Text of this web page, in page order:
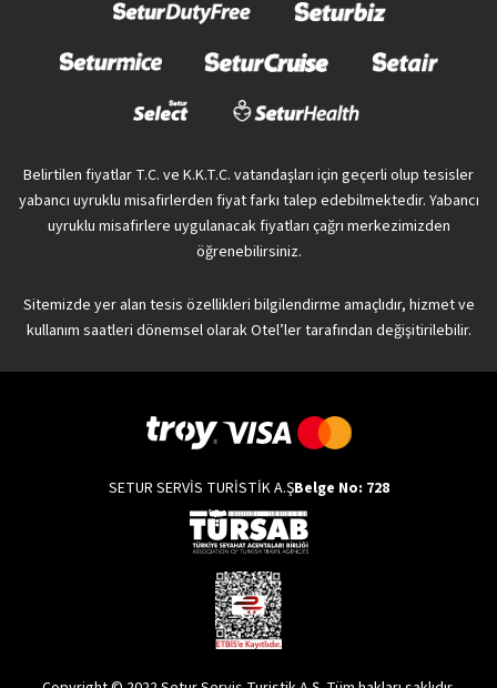
Belirtilen fiyatlar T.C. ve K.K.T.C. vatandaşları için geçerli olup tesisler
yabancı uyruklu misafirlerden fiyat farkı talep edebilmektedir. Yabancı
uyruklu misafirlere uygulanacak fiyatları çağrı merkezimizden
öğrenebilirsiniz.
Sitemizde yer alan tesis özellikleri bilgilendirme amaçlıdır, hizmet ve
kullanım saatleri dönemsel olarak Otel’ler tarafından değişitirilebilir.
SETUR SERVİS TURİSTİK A.ŞBelge No: 728